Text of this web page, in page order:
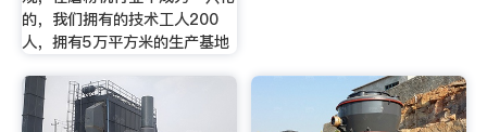
的，我们拥有的技术工人200
人，拥有5万平方米的生产基地